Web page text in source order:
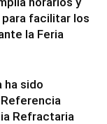
facilitar los
la Feria
ha sido
Refractaria